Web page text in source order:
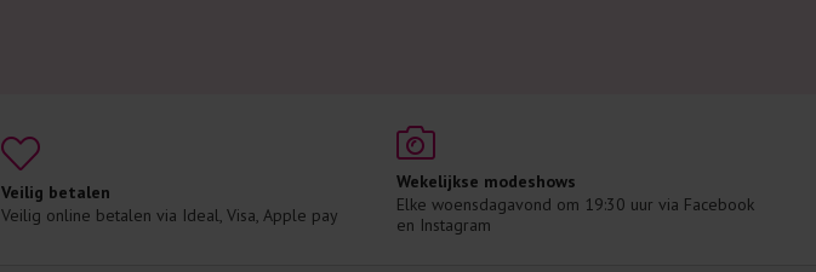
Veilig betalen
Veilig online betalen via Ideal, Visa, Apple pay
Wekelijkse modeshows
Elke woensdagavond om 19:30 uur via Facebook
en Instagram